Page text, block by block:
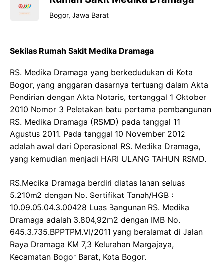
Bogor, Jawa Barat
Sekilas Rumah Sakit Medika Dramaga
RS. Medika Dramaga yang berkedudukan di Kota
Bogor, yang anggaran dasarnya tertuang dalam Akta
Pendirian dengan Akta Notaris, tertanggal 1 Oktober
2010 Nomor 3 Peletakan batu pertama pembangunan
RS. Medika Dramaga (RSMD) pada tanggal 11
Agustus 2011. Pada tanggal 10 November 2012
adalah awal dari Operasional RS. Medika Dramaga,
yang kemudian menjadi HARI ULANG TAHUN RSMD.
RS.Medika Dramaga berdiri diatas lahan seluas
5.210m2 dengan No. Sertifikat Tanah/HGB :
10.09.05.04.3.00428 Luas Bangunan RS. Medika
Dramaga adalah 3.804,92m2 dengan IMB No.
645.3.735.BPPTPM.VI/2011 yang beralamat di Jalan
Raya Dramaga KM 7,3 Kelurahan Margajaya,
Kecamatan Bogor Barat, Kota Bogor.